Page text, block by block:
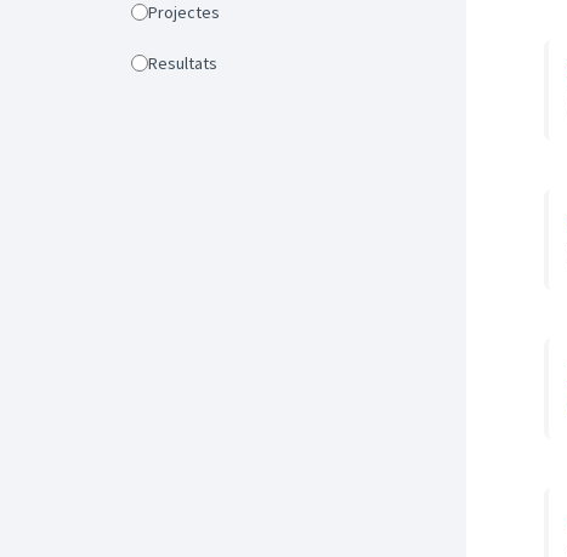
Projectes
Resultats